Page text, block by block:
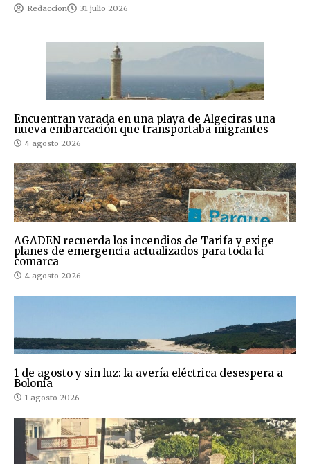
Redaccion 31 julio 2026
Encuentran varada en una playa de Algeciras una
nueva embarcación que transportaba migrantes
4 agosto 2026
AGADEN recuerda los incendios de Tarifa y exige
planes de emergencia actualizados para toda la
comarca
4 agosto 2026
1 de agosto y sin luz: la avería eléctrica desespera a
Bolonia
1 agosto 2026